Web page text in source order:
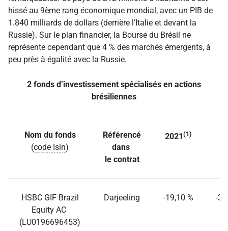
hissé au 9ème rang économique mondial, avec un PIB de
1.840 milliards de dollars (derrière l’Italie et devant la
Russie). Sur le plan financier, la Bourse du Brésil ne
représente cependant que 4 % des marchés émergents, à
peu près à égalité avec la Russie.
2 fonds d’investissement spécialisés en actions
brésiliennes
Nom du fonds
(code Isin)
Référencé
dans
le contrat
2021(1)
HSBC GIF Brazil
Equity AC
(LU0196696453)
Darjeeling -19,10 % -